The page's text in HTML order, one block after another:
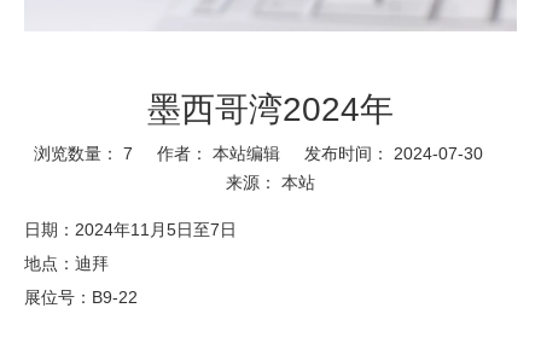
墨西哥湾2024年
浏览数量： 7 作者： 本站编辑 发布时间： 2024-07-30
来源： 本站
日期：2024年11月5日至7日
地点：迪拜
展位号：B9-22